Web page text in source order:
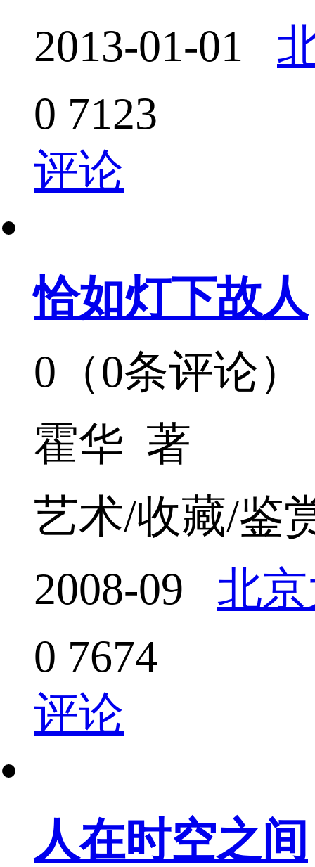
2013-01-01
0 7123
评论
恰如灯下故人
0（0条评论）
霍华 著
艺术/收藏/鉴
2008-09 北
0 7674
评论
人在时空之间